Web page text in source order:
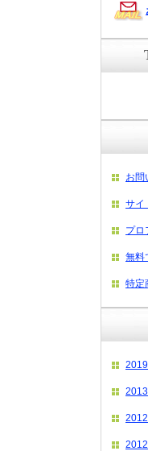
お問
サイ
プロ
無料
特定